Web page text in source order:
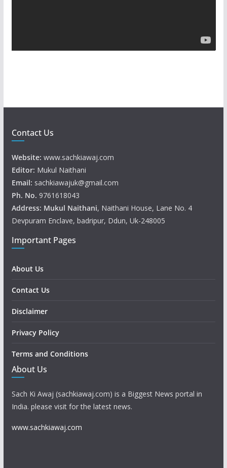
Contact Us
Website: www.sachkiawaj.com
Editor: Mukul Naithani
Email: sachkiawajuk@gmail.com
Ph. No. 9761618043
Address: Mukul Naithani, Naithani House, Lane No. 4
Devpuram Enclave, badripur, Ddun, Uk-248005
Important Pages
About Us
Contact Us
Disclaimer
Privacy Policy
Terms and Conditions
About Us
Sach Ki Awaj (sachkiawaj.com) is a Biggest News portal in
India. please visit for the latest news.
www.sachkiawaj.com